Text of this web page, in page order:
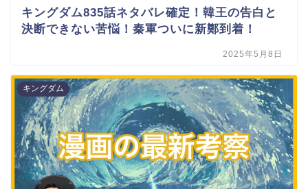
キングダム835話ネタバレ確定！韓王の告白と
決断できない苦悩！秦軍ついに新鄭到着！
2025年5月8日
キングダム